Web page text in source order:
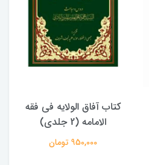
کتاب آفاق الولایه فی فقه
الامامه (2 جلدی)
950,000 تومان